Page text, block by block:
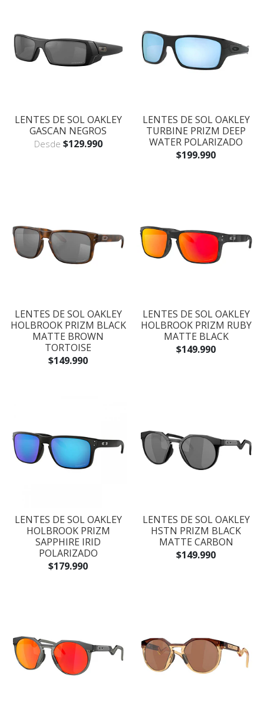
LENTES DE SOL OAKLEY
GASCAN NEGROS
Desde $129.990
LENTES DE SOL OAKLEY
TURBINE PRIZM DEEP
WATER POLARIZADO
$199.990
LENTES DE SOL OAKLEY
HOLBROOK PRIZM BLACK
MATTE BROWN
TORTOISE
$149.990
LENTES DE SOL OAKLEY
HOLBROOK PRIZM RUBY
MATTE BLACK
$149.990
LENTES DE SOL OAKLEY
HOLBROOK PRIZM
SAPPHIRE IRID
POLARIZADO
$179.990
LENTES DE SOL OAKLEY
HSTN PRIZM BLACK
MATTE CARBON
$149.990